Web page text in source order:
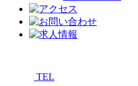
TEL